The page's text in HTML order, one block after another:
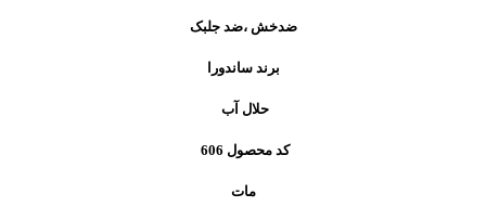
ضدخش ،ضد جلبک
برند ساندورا
حلال آب
کد محصول 606
مات